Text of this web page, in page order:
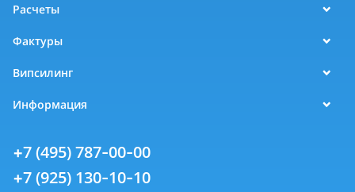
Расчеты
Фактуры
Випсилинг
Информация
+7 (495) 787-00-00
+7 (925) 130-10-10